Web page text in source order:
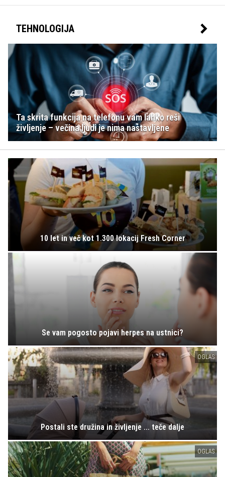
TEHNOLOGIJA
Ta skrita funkcija na telefonu vam lahko reši
življenje – večina ljudi je nima nastavljene
10 let in več kot 1.300 lokacij Fresh Corner
Se vam pogosto pojavi herpes na ustnici?
OGLAS
Postali ste družina in življenje ... teče dalje
OGLAS